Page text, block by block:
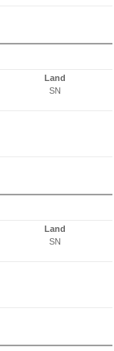
Land
SN
Land
SN